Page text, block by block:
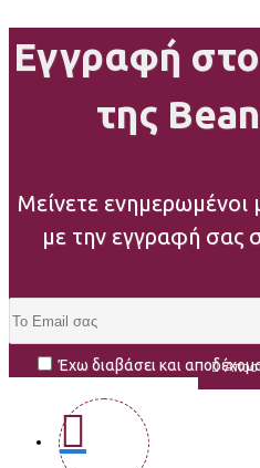
Εγγραφή
της
Μείνετε
με την εγγραφή σας
Έχω διαβάσει και